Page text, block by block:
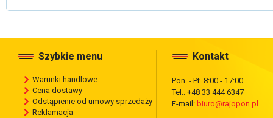
Szybkie menu
Warunki handlowe
Cena dostawy
Odstąpienie od umowy sprzedaży
Reklamacja
Kontakt
Pon. - Pt. 8:00 - 17:00
Tel.: +48 33 444 6347
E-mail: biuro@rajopon.pl